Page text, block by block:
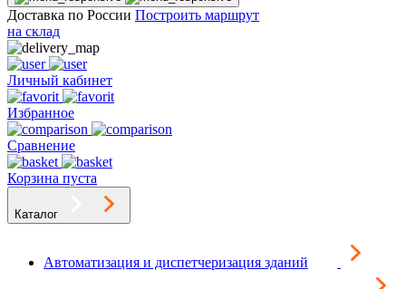
Доставка по России Построить маршрут
на склад
Личный кабинет
Избранное
Сравнение
Корзина пуста
Каталог
Автоматизация и диспетчеризация зданий